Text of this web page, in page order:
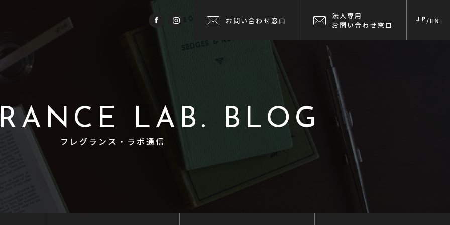
お問い合わせ窓口
法人専用
お問い合わせ窓口
JP/EN
LAB. BLOG
フレグランス・ラボ通信